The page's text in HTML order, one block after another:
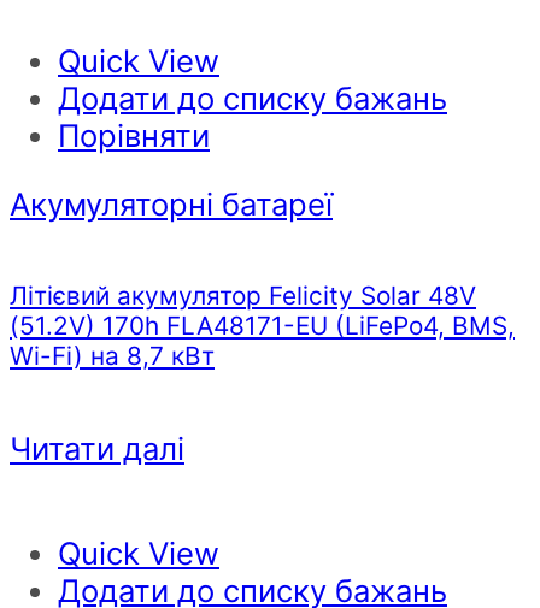
Quick View
Додати до списку бажань
Порівняти
Акумуляторні батареї
Літієвий акумулятор Felicity Solar 48V
(51.2V) 170h FLA48171-EU (LiFePo4, BMS,
Wi-Fi) на 8,7 кВт
Читати далі
Quick View
Додати до списку бажань